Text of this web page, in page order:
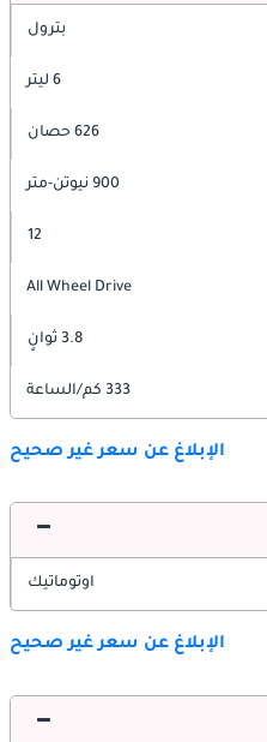
بترول
6 ليتر
626 حصان
900 نيوتن-متر
12
All Wheel Drive
3.8 ثوانٍ
333 كم/الساعة
الإبلاغ عن سعر غير صحيح
اوتوماتيك
الإبلاغ عن سعر غير صحيح